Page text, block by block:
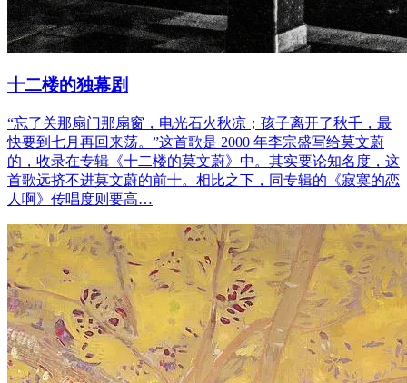
十二楼的独幕剧
“忘了关那扇门那扇窗，电光石火秋凉；孩子离开了秋千，最
快要到七月再回来荡。”这首歌是 2000 年李宗盛写给莫文蔚
的，收录在专辑《十二楼的莫文蔚》中。其实要论知名度，这
首歌远挤不进莫文蔚的前十。相比之下，同专辑的《寂寞的恋
人啊》传唱度则要高…